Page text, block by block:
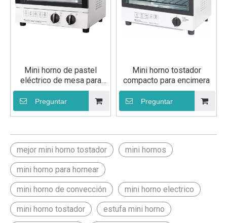
Mini horno de pastel
eléctrico de mesa para
hornear en casa a pequeña
escala
Preguntar
Mini horno tostador
compacto para encimera
Preguntar
mejor mini horno tostador mini hornos
mini horno para hornear
mini horno de convección mini horno electrico
mini horno tostador estufa mini horno